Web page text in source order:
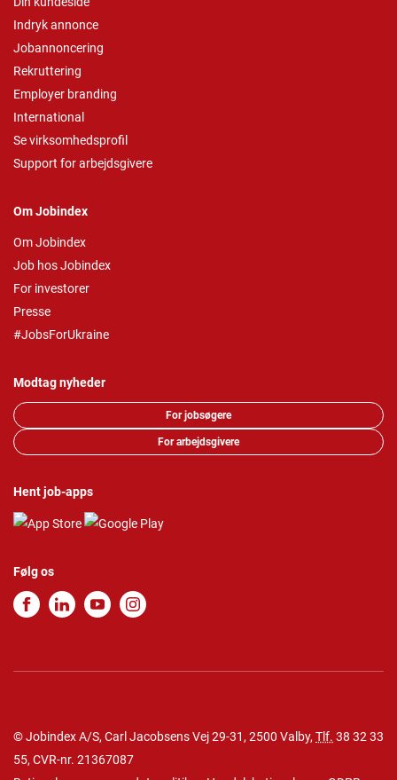
Indryk annonce
Jobannoncering
Rekruttering
Employer branding
International
Se virksomhedsprofil
Support for arbejdsgivere
Om Jobindex
Om Jobindex
Job hos Jobindex
For investorer
Presse
#JobsForUkraine
Modtag nyheder
For jobsøgere
For arbejdsgivere
Hent job-apps
Følg os
© Jobindex A/S, Carl Jacobsens Vej 29-31, 2500 Valby, Tlf. 38 32 33
55, CVR-nr. 21367087